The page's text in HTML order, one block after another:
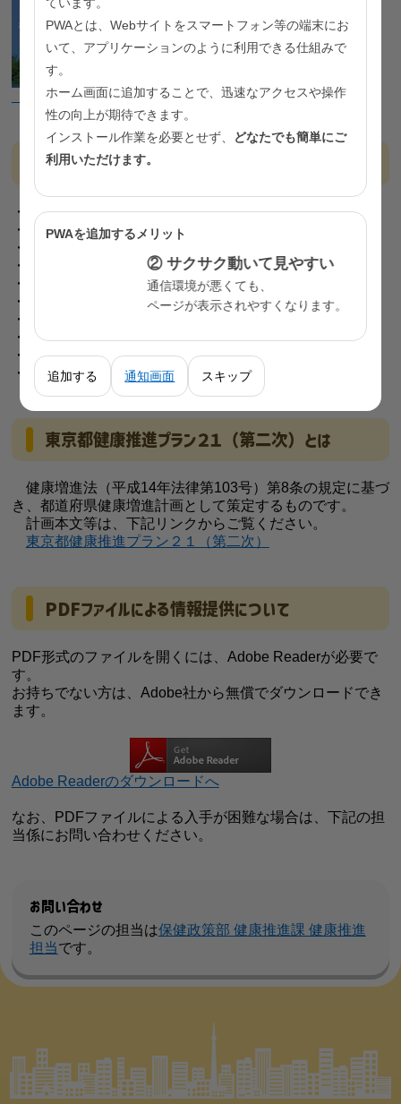
『健康のためのヒント集』データ（PDF：3,309KB）
内容
・生活習慣病を予防しましょう
・食生活を改善しましょう
・日常生活の工夫で体を動かしましょう
・楽しく過ごして良い睡眠を
・飲酒はほどほどに
・たばこの健康影響を知りましょう
・歯と口を健やかに保ちましょう
・ストレスと上手に付き合いましょう
・地域の活動に参加しましょう
・「東京都健康推進プラン２１（第二次）」について
東京都健康推進プラン２１（第二次）とは
健康増進法（平成14年法律第103号）第8条の規定に基づ
き、都道府県健康増進計画として策定するものです。
計画本文等は、下記リンクからご覧ください。
東京都健康推進プラン２１（第二次）
PDFファイルによる情報提供について
PDF形式のファイルを開くには、Adobe Readerが必要で
す。
お持ちでない方は、Adobe社から無償でダウンロードでき
ます。
Adobe Readerのダウンロードへ
なお、PDFファイルによる入手が困難な場合は、下記の担
当係にお問い合わせください。
お問い合わせ
このページの担当は保健政策部 健康推進課 健康推進
担当です。
PWAとは、Webサイトをスマートフォン等の端末にお
いて、アプリケーションのように利用できる仕組みで
す。
ホーム画面に追加することで、迅速なアクセスや操作
性の向上が期待できます。
インストール作業を必要とせず、 どなたでも簡単にご
利用いただけます。
PWAを追加するメリット
② サクサク動いて見やすい
通信環境が悪くても、
ページが表示されやすくなります。
追加する 通知画面 スキップ